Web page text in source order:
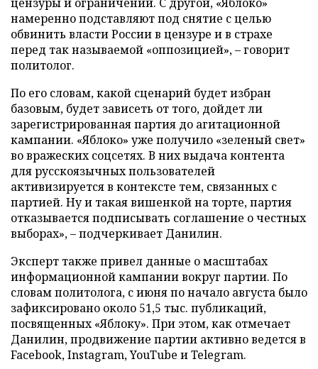
намеренно подставляют под снятие с целью
обвинить власти России в цензуре и в страхе
перед так называемой «оппозицией», – говорит
политолог.
По его словам, какой сценарий будет избран
базовым, будет зависеть от того, дойдет ли
зарегистрированная партия до агитационной
кампании. «Яблоко» уже получило «зеленый свет»
во вражеских соцсетях. В них выдача контента
для русскоязычных пользователей
активизируется в контексте тем, связанных с
партией. Ну и такая вишенкой на торте, партия
отказывается подписывать соглашение о честных
выборах», – подчеркивает Данилин.
Эксперт также привел данные о масштабах
информационной кампании вокруг партии. По
словам политолога, с июня по начало августа было
зафиксировано около 51,5 тыс. публикаций,
посвященных «Яблоку». При этом, как отмечает
Данилин, продвижение партии активно ведется в
Facebook, Instagram, YouTube и Telegram.